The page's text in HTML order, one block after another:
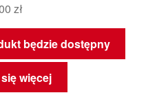
zł
będzie dostępny
więcej